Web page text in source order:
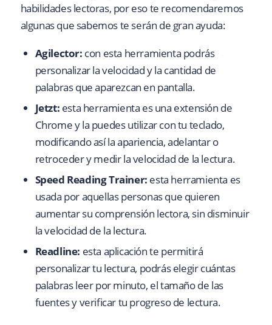
habilidades lectoras, por eso te recomendaremos
algunas que sabemos te serán de gran ayuda:
Agilector: con esta herramienta podrás
personalizar la velocidad y la cantidad de
palabras que aparezcan en pantalla.
Jetzt: esta herramienta es una extensión de
Chrome y la puedes utilizar con tu teclado,
modificando así la apariencia, adelantar o
retroceder y medir la velocidad de la lectura.
Speed Reading Trainer: esta herramienta es
usada por aquellas personas que quieren
aumentar su comprensión lectora, sin disminuir
la velocidad de la lectura.
Readline: esta aplicación te permitirá
personalizar tu lectura, podrás elegir cuántas
palabras leer por minuto, el tamaño de las
fuentes y verificar tu progreso de lectura.